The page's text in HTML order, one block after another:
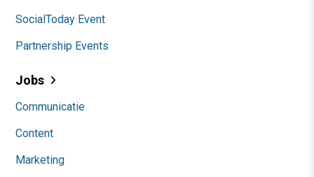
SocialToday Event
Partnership Events
Jobs
Communicatie
Content
Marketing